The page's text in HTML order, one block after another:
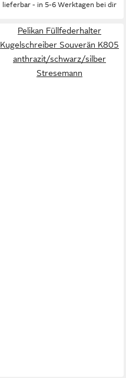
lieferbar - in 5-6 Werktagen bei dir
Pelikan Füllfederhalter
Kugelschreiber Souverän K805
anthrazit/schwarz/silber
Stresemann